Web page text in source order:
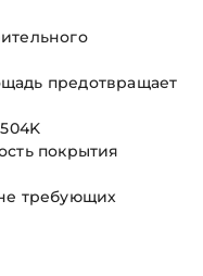
предотвращает
покрытия
требующих